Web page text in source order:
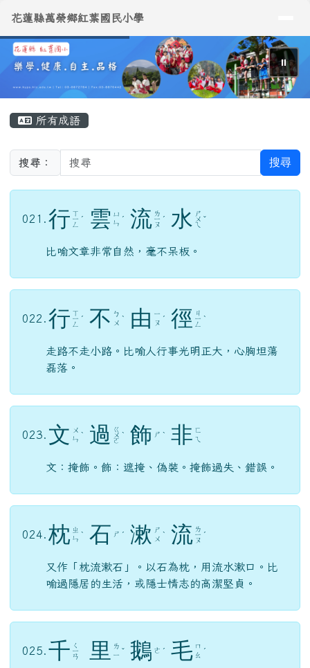
花蓮縣萬榮鄉紅葉國民小學
導覽列
花蓮縣萬榮鄉紅葉國民小學
⏸
所有成語
搜尋： 搜尋
021. 行 ㄒ
ㄧ
ㄥ
ˊ 雲 ㄩ
ㄣ ˊ 流 ㄌ
ㄧ
ㄡ
ˊ 水 ㄕ
ㄨ
ㄟ
ˇ
比喻文章非常自然，毫不呆板。
022. 行 ㄒ
ㄧ
ㄥ
ˊ 不 ㄅ
ㄨ ˋ 由 ㄧ
ㄡ ˊ 徑 ㄐ
ㄧ
ㄥ
ˋ
走路不走小路。比喻人行事光明正大，心胸坦蕩
磊落。
023. 文 ㄨ
ㄣ ˋ 過 ㄍ
ㄨ
ㄛ
ˋ 飾 ㄕ ˋ 非 ㄈ
ㄟ
文：掩飾。飾：遮掩、偽裝。掩飾過失、錯誤。
024. 枕 ㄓ
ㄣ ˋ 石 ㄕ ˊ 漱 ㄕ
ㄨ ˋ 流 ㄌ
ㄧ
ㄡ
ˊ
又作「枕流漱石」。以石為枕，用流水漱口。比
喻過隱居的生活，或隱士情志的高潔堅貞。
025. 千 ㄑ
ㄧ
ㄢ 里
ㄌ
ㄧ ˇ 鵝 ㄜ ˊ 毛 ㄇ
ㄠ ˊ